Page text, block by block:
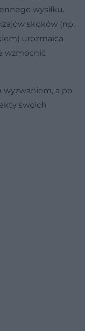
wysiłku.
skoków (np.
urozmaica
wzmocnić
wyzwaniem, a po
swoich